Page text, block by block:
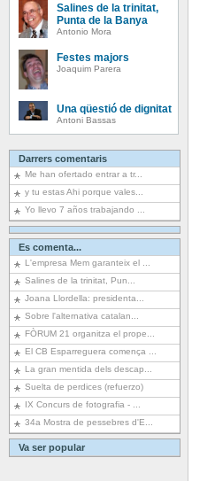
Salines de la trinitat,
Punta de la Banya
Antonio Mora
Festes majors
Joaquim Parera
Una qüestió de dignitat
Antoni Bassas
Darrers comentaris
Me han ofertado entrar a tr...
y tu estas Ahi porque vales...
Yo llevo 7 años trabajando ...
Es comenta...
L'empresa Mem garanteix el ...
Salines de la trinitat, Pun...
Joana Llordella: presidenta...
Sobre l'alternativa catalan...
FÒRUM 21 organitza el prope...
El CB Esparreguera comença ...
La gran mentida dels descap...
Suelta de perdices (refuerzo)
IX Concurs de fotografia - ...
34a Mostra de pessebres d'E...
Va ser popular